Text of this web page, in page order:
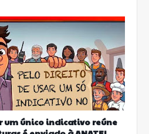
único indicativo reúne